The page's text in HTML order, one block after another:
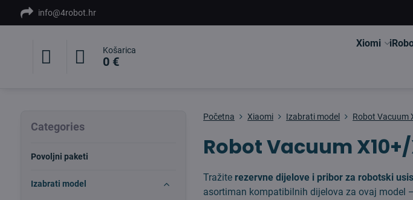
info@4robot.hr
Košarica
0 €
Xiomi
Početna Xiaomi Izabrati model Robot Vacuum
Robot Vacuum
Tražite rezervne dijelove i pribor za robotski
asortiman kompatibilnih dijelova za ovaj model
Categories
Povoljni paketi
Izabrati model